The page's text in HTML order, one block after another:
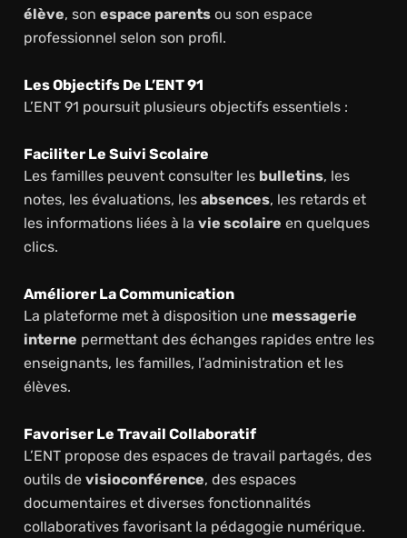
élève, son espace parentsou son espace
professionnel selon son profil.
Les Objectifs De L’ENT 91
L’ENT 91 poursuit plusieurs objectifs essentiels :
Faciliter Le Suivi Scolaire
Les familles peuvent consulter les bulletins, les
notes, les évaluations, les absences, les retards et
les informations liées à la vie scolaire en quelques
clics.
Améliorer La Communication
La plateforme met à disposition une messagerie
interne permettant des échanges rapides entre les
enseignants, les familles, l’administration et les
élèves.
Favoriser Le Travail Collaboratif
L’ENT propose des espaces de travail partagés, des
outils de visioconférence, des espaces
documentaires et diverses fonctionnalités
collaboratives favorisant la pédagogie numérique.